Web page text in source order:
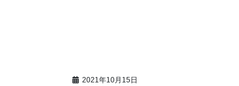
2021年10月15日